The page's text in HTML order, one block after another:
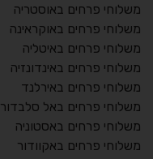
משלוחי פרחים באוסטריה
משלוחי פרחים באוקראינה
משלוחי פרחים באיטליה
משלוחי פרחים באינדונזיה
משלוחי פרחים באירלנד
משלוחי פרחים באל סלבדור
משלוחי פרחים באסטוניה
משלוחי פרחים באקוודור